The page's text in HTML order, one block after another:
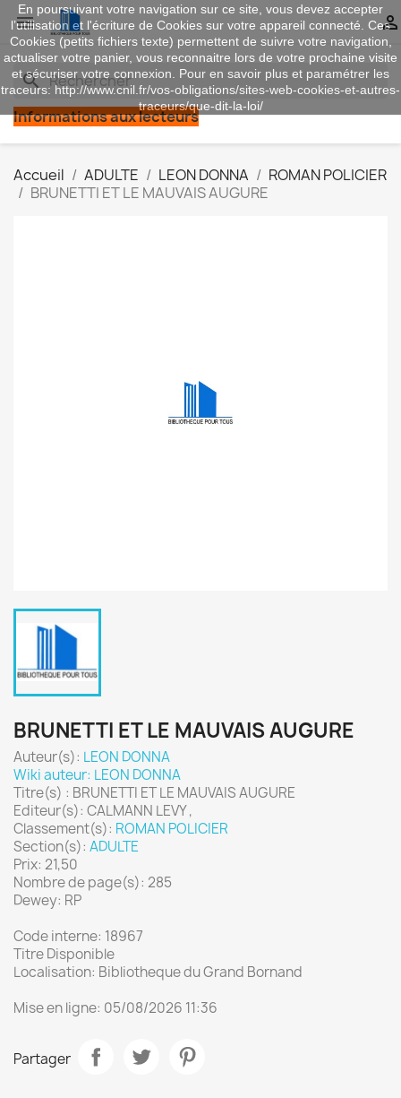
 
search
Informations aux lecteurs
Accueil ADULTE LEON DONNA
ROMAN POLICIER
BRUNETTI ET LE MAUVAIS AUGURE
BRUNETTI ET LE MAUVAIS AUGURE
Auteur(s): LEON DONNA
Wiki auteur: LEON DONNA
Titre(s) : BRUNETTI ET LE MAUVAIS AUGURE
Editeur(s): CALMANN LEVY ,
Classement(s): ROMAN POLICIER
Section(s): ADULTE
Prix: 21,50
Nombre de page(s): 285
Dewey: RP
Code interne: 18967
Titre Disponible
Localisation: Bibliotheque du Grand Bornand
Mise en ligne: 05/08/2026 11:36
Partager
En poursuivant votre navigation sur ce site, vous devez accepter
l’utilisation et l'écriture de Cookies sur votre appareil connecté. Ces
Cookies (petits fichiers texte) permettent de suivre votre navigation,
actualiser votre panier, vous reconnaitre lors de votre prochaine visite
et sécuriser votre connexion. Pour en savoir plus et paramétrer les
traceurs: http://www.cnil.fr/vos-obligations/sites-web-cookies-et-autres-
traceurs/que-dit-la-loi/